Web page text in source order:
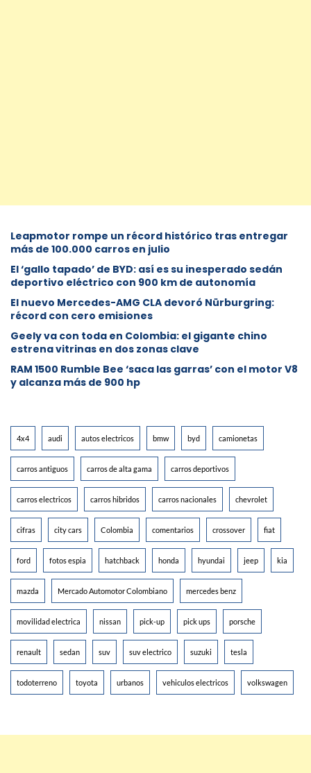
Leapmotor rompe un récord histórico tras entregar
más de 100.000 carros en julio
El ‘gallo tapado’ de BYD: así es su inesperado sedán
deportivo eléctrico con 900 km de autonomía
El nuevo Mercedes-AMG CLA devoró Nürburgring:
récord con cero emisiones
Geely va con toda en Colombia: el gigante chino
estrena vitrinas en dos zonas clave
RAM 1500 Rumble Bee ‘saca las garras’ con el motor V8
y alcanza más de 900 hp
4x4 audi autos electricos bmw byd camionetas
carros antiguos carros de alta gama carros deportivos
carros electricos carros hibridos carros nacionales chevrolet
cifras city cars Colombia comentarios crossover fiat
ford fotos espia hatchback honda hyundai jeep kia
mazda Mercado Automotor Colombiano mercedes benz
movilidad electrica nissan pick-up pick ups porsche
renault sedan suv suv electrico suzuki tesla
todoterreno toyota urbanos vehiculos electricos volkswagen